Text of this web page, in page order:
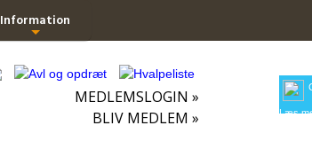
Læs
Information
MEDLEMSLOGIN »
BLIV MEDLEM »